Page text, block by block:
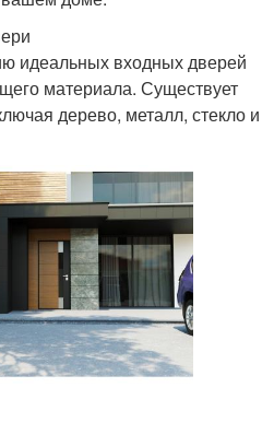
идеальных входных дверей
материала. Существует
дерево, металл, стекло и